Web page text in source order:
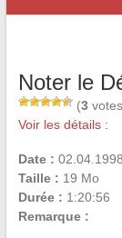
Noter le
(3
Voir les détails :
Date : 02.04.1998
Taille : 19 Mo
Durée : 1:20:56
Remarque :